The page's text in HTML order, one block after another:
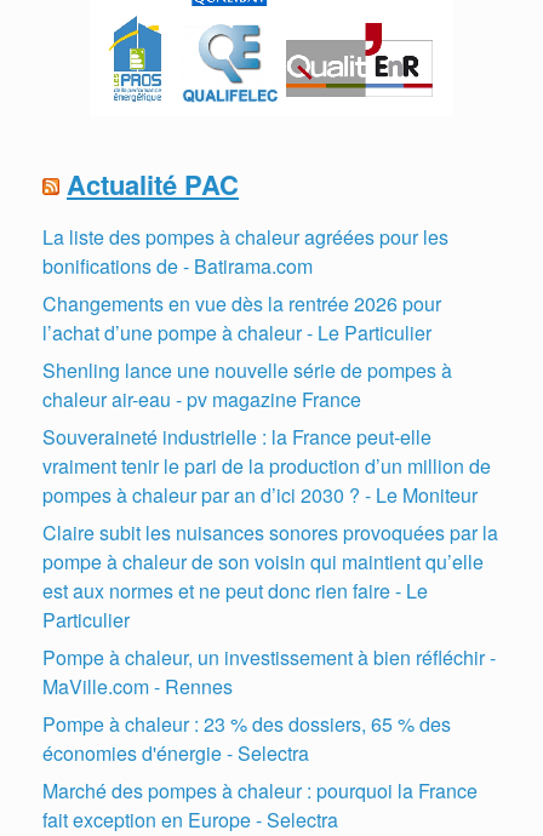
Actualité PAC
La liste des pompes à chaleur agréées pour les
bonifications de - Batirama.com
Changements en vue dès la rentrée 2026 pour
l’achat d’une pompe à chaleur - Le Particulier
Shenling lance une nouvelle série de pompes à
chaleur air-eau - pv magazine France
Souveraineté industrielle : la France peut-elle
vraiment tenir le pari de la production d’un million de
pompes à chaleur par an d’ici 2030 ? - Le Moniteur
Claire subit les nuisances sonores provoquées par la
pompe à chaleur de son voisin qui maintient qu’elle
est aux normes et ne peut donc rien faire - Le
Particulier
Pompe à chaleur, un investissement à bien réfléchir -
MaVille.com - Rennes
Pompe à chaleur : 23 % des dossiers, 65 % des
économies d'énergie - Selectra
Marché des pompes à chaleur : pourquoi la France
fait exception en Europe - Selectra